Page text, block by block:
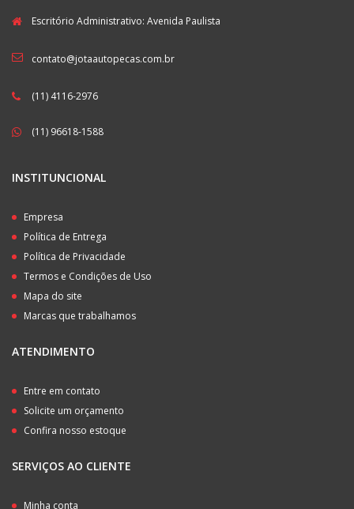
Escritório Administrativo: Avenida Paulista
contato@jotaautopecas.com.br
(11) 4116-2976
(11) 96618-1588
INSTITUNCIONAL
Empresa
Política de Entrega
Política de Privacidade
Termos e Condições de Uso
Mapa do site
Marcas que trabalhamos
ATENDIMENTO
Entre em contato
Solicite um orçamento
Confira nosso estoque
SERVIÇOS AO CLIENTE
Minha conta